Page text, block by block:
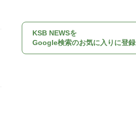
KSB NEWSを
Google検索のお気に入りに登録